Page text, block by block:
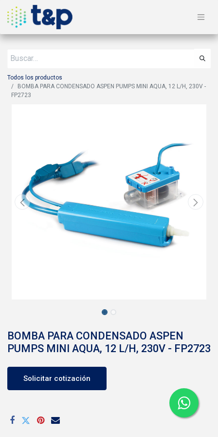
Todos los productos
BOMBA PARA CONDENSADO ASPEN PUMPS MINI AQUA, 12 L/H, 230V -
FP2723
BOMBA PARA CONDENSADO ASPEN
PUMPS MINI AQUA, 12 L/H, 230V - FP2723
Solicitar cotización